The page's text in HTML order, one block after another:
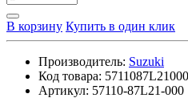
В корзину Купить в один клик
Производитель: Suzuki
Код товара: 5711087L21000
Артикул: 57110-87L21-000